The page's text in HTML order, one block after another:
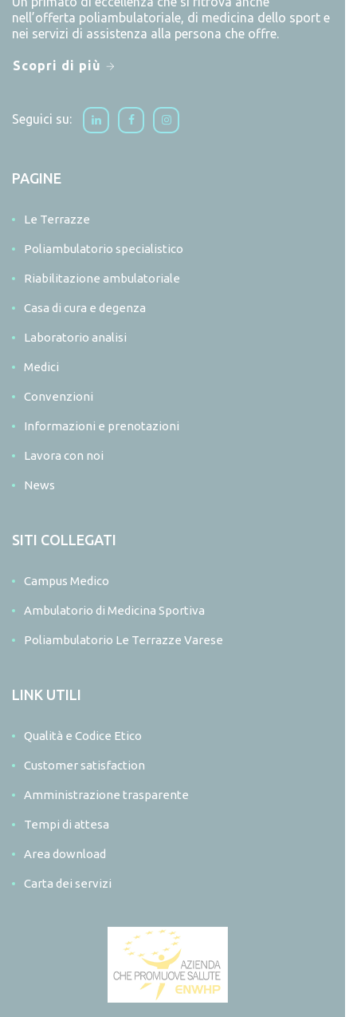
nell’offerta poliambulatoriale, di medicina dello sport e
nei servizi di assistenza alla persona che offre.
Scopri di più
Seguici su:
PAGINE
Le Terrazze
Poliambulatorio specialistico
Riabilitazione ambulatoriale
Casa di cura e degenza
Laboratorio analisi
Medici
Convenzioni
Informazioni e prenotazioni
Lavora con noi
News
SITI COLLEGATI
Campus Medico
Ambulatorio di Medicina Sportiva
Poliambulatorio Le Terrazze Varese
LINK UTILI
Qualità e Codice Etico
Customer satisfaction
Amministrazione trasparente
Tempi di attesa
Area download
Carta dei servizi